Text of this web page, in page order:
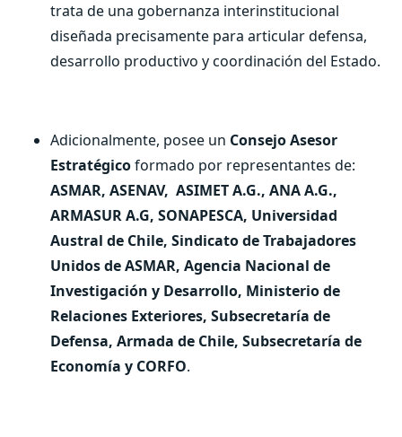
trata de una gobernanza interinstitucional
diseñada precisamente para articular defensa,
desarrollo productivo y coordinación del Estado.
Adicionalmente, posee un Consejo Asesor
Estratégicoformado por representantes de:
ASMAR, ASENAV, ASIMET A.G., ANA A.G.,
ARMASUR A.G, SONAPESCA, Universidad
Austral de Chile, Sindicato de Trabajadores
Unidos de ASMAR, Agencia Nacional de
Investigación y Desarrollo, Ministerio de
Relaciones Exteriores, Subsecretaría de
Defensa, Armada de Chile, Subsecretaría de
Economía y CORFO.